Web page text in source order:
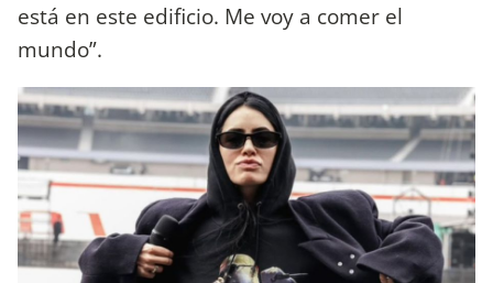
está en este edificio. Me voy a comer el
mundo”.